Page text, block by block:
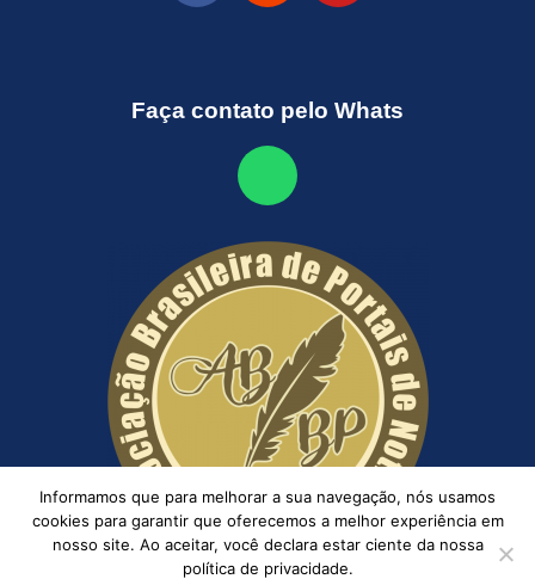
Faça contato pelo Whats
Informamos que para melhorar a sua navegação, nós usamos
cookies para garantir que oferecemos a melhor experiência em
nosso site. Ao aceitar, você declara estar ciente da nossa
política de privacidade.